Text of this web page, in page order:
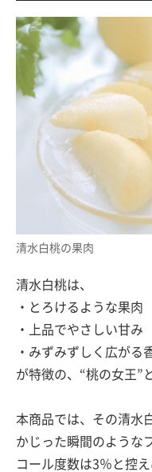
清水白桃の果肉
清水白桃は、
・とろけるような果肉
・上品でやさしい甘み
・みずみずしく広がる
が特徴の、“桃の女王”
本商品では、その清水
かじった瞬間のような
コール度数は3％と控